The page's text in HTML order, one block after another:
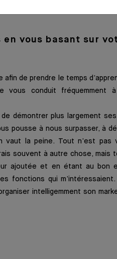
vous basant sur
de prendre le temps
vous conduit fréquemment
démontrer plus largement
pousse à nous surpasser, à
la peine. Tout n’est pas
souvent à autre chose, mais
ajoutée et en étant au bon
fonctions qui
intelligemment son